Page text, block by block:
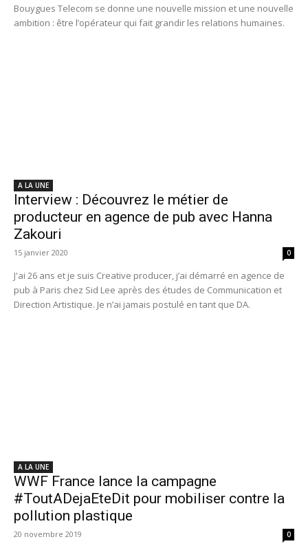
Bouygues Telecom se donne une nouvelle mission et une nouvelle
ambition : être l’opérateur qui fait grandir les relations humaines.
A LA UNE
Interview : Découvrez le métier de
producteur en agence de pub avec Hanna
Zakouri
15 janvier 2020 0
J'ai 26 ans et je suis Creative producer, j’ai démarré en agence de
pub à Paris chez Sid Lee après des études de Communication et
Direction Artistique. Je n’ai jamais postulé en tant que DA.
A LA UNE
WWF France lance la campagne
#ToutADejaEteDit pour mobiliser contre la
pollution plastique
20 novembre 2019 0